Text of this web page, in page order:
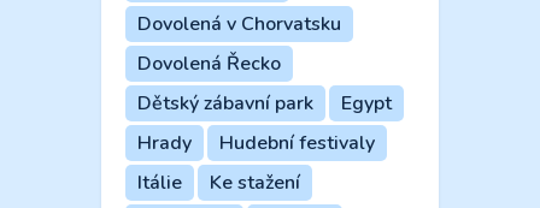
Dovolená v Chorvatsku
Dovolená Řecko
Dětský zábavní park
Egypt
Hrady
Hudební festivaly
Itálie
Ke stažení